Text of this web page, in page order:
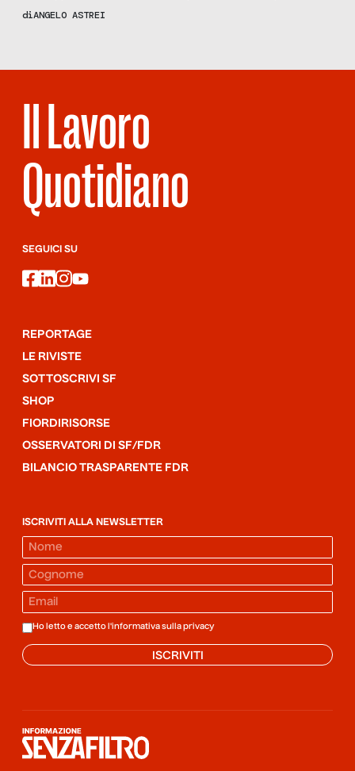
discussione politico-economica della quale, da decenni, siamo
Borgomeo, […]
diANGELO ASTREI
Il Lavoro
Quotidiano
SEGUICI SU
facebook
linkedin
instagram
youtube
REPORTAGE
LE RIVISTE
SOTTOSCRIVI SF
SHOP
FIORDIRISORSE
OSSERVATORI DI SF/FDR
BILANCIO TRASPARENTE FDR
ISCRIVITI ALLA NEWSLETTER
Ho letto e accetto l'informativa sulla privacy
ISCRIVITI